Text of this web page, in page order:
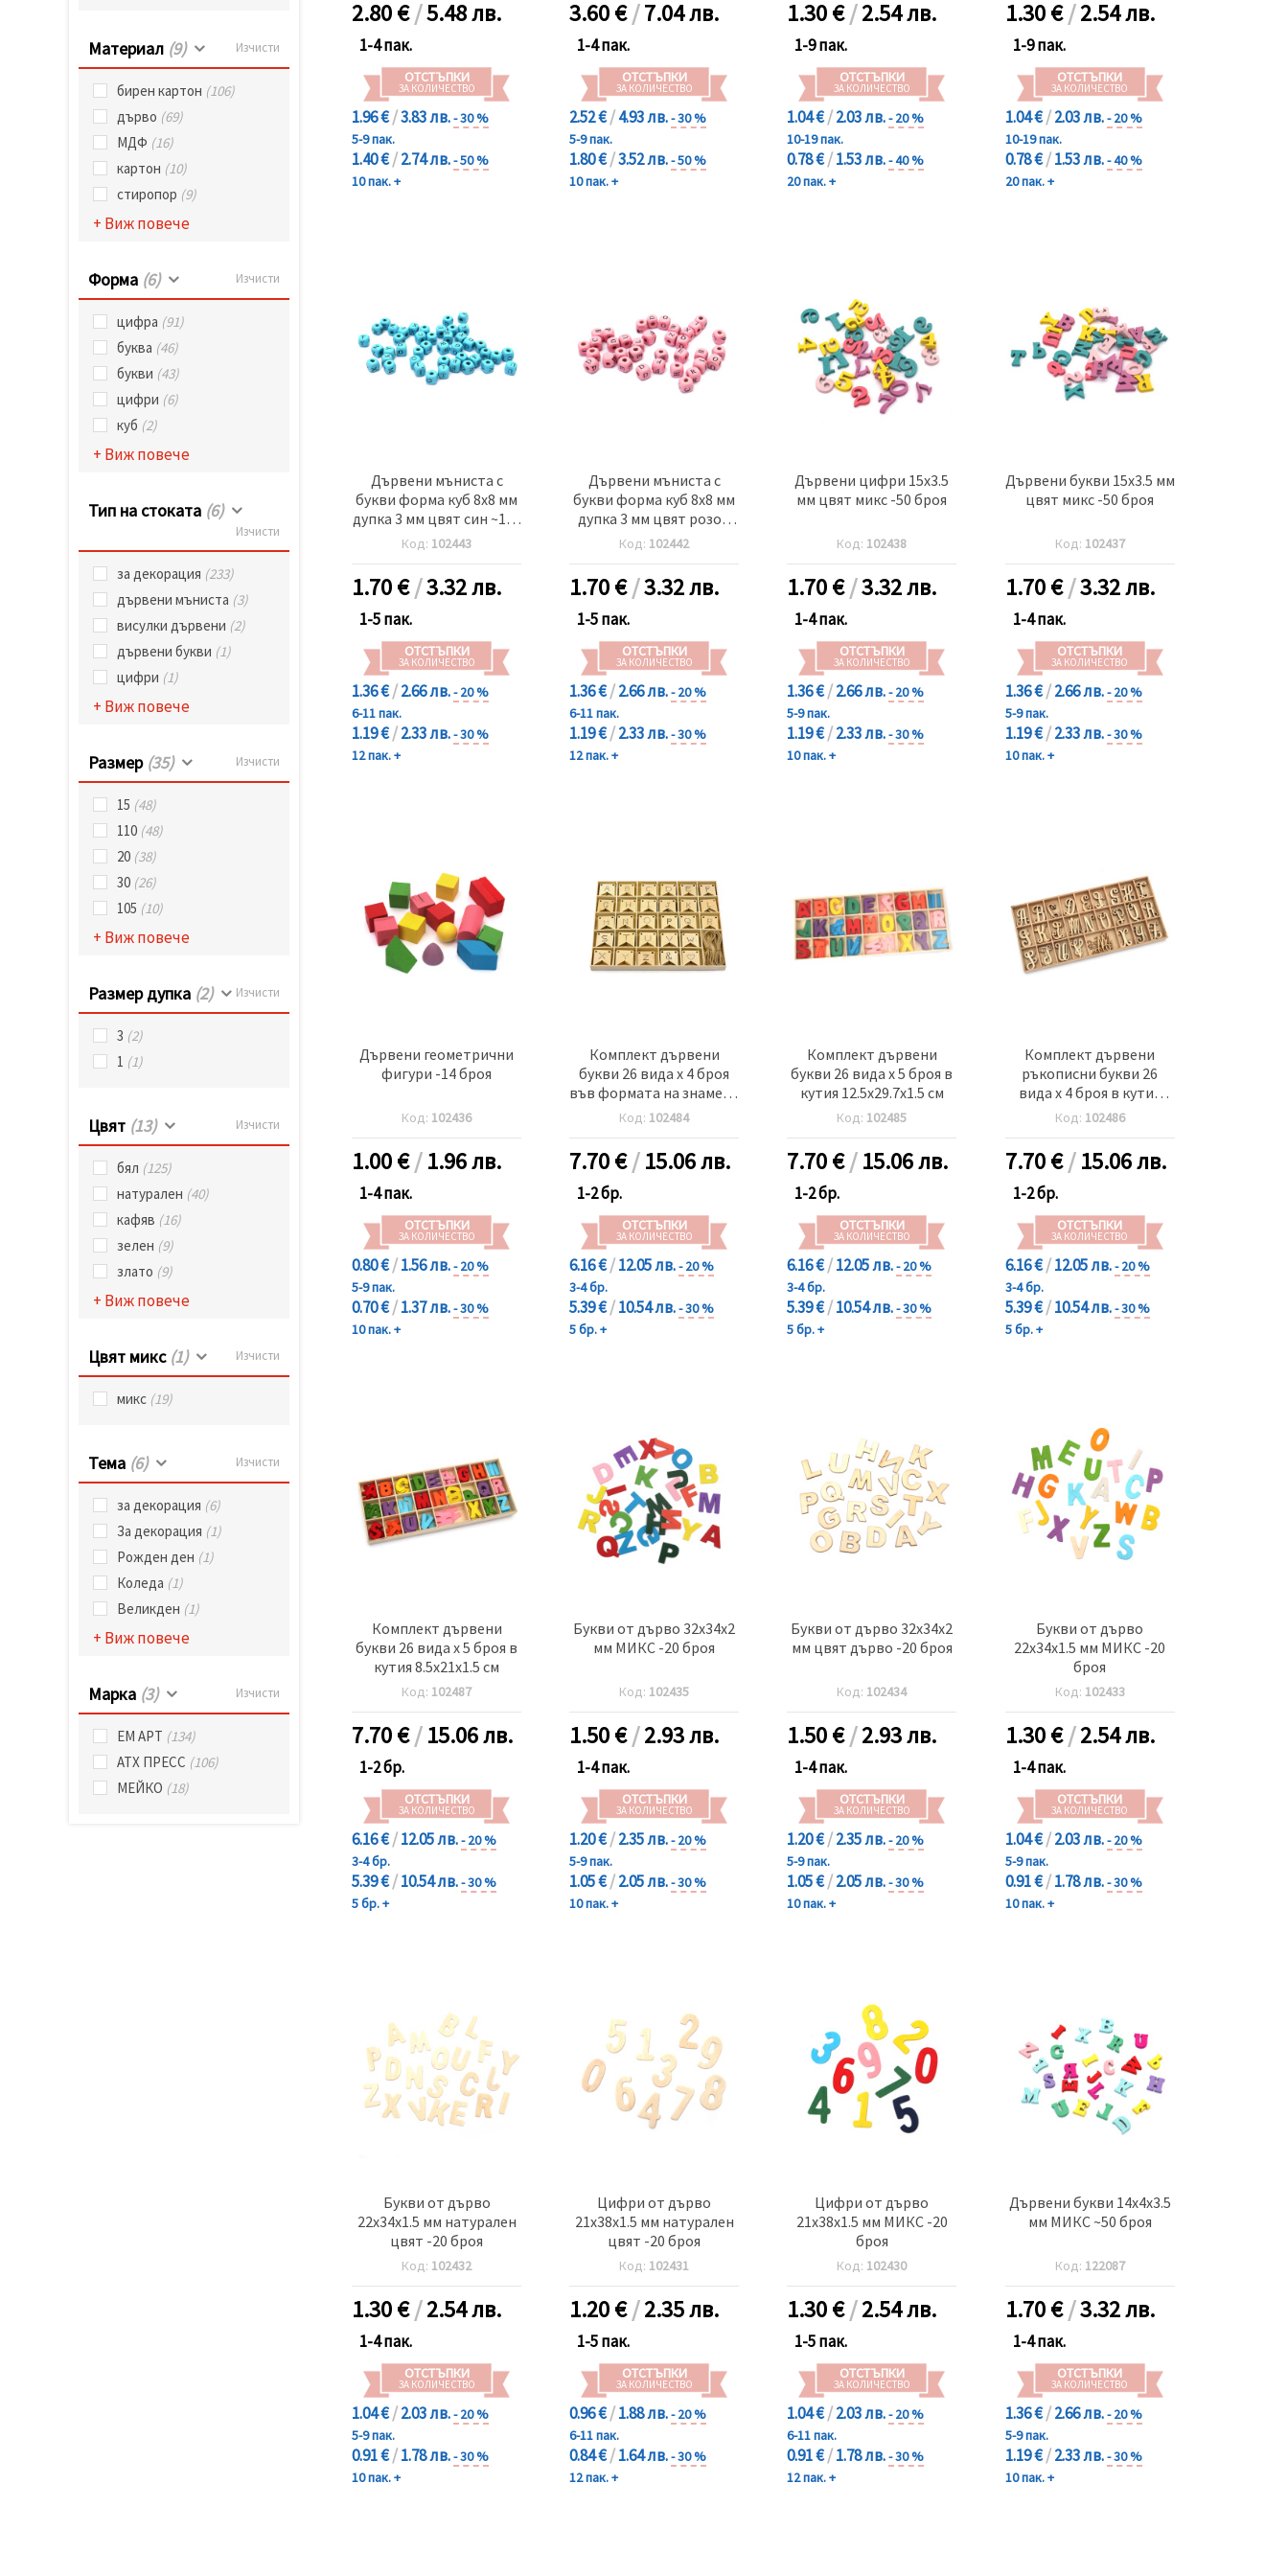
Материал (9) Изчисти
бирен картон (106)
дърво (69)
МДФ (16)
картон (10)
стиропор (9)
+ Виж повече
Форма (6) Изчисти
цифра (91)
буква (46)
букви (43)
цифри (6)
куб (2)
+ Виж повече
Тип на стоката (6)
Изчисти
за декорация (233)
дървени мъниста (3)
висулки дървени (2)
дървени букви (1)
цифри (1)
+ Виж повече
Размер (35) Изчисти
15 (48)
110 (48)
20 (38)
30 (26)
105 (10)
+ Виж повече
Размер дупка (2) Изчисти
3 (2)
1 (1)
Цвят (13) Изчисти
бял (125)
натурален (40)
кафяв (16)
зелен (9)
злато (9)
+ Виж повече
Цвят микс (1) Изчисти
микс (19)
Тема (6) Изчисти
за декорация (6)
За декорация (1)
Рожден ден (1)
Коледа (1)
Великден (1)
+ Виж повече
Марка (3) Изчисти
ЕМ АРТ (134)
АТХ ПРЕСС (106)
МЕЙКО (18)
2.80€/5.48 лв.
1-4 пак.
ОТСТЪПКИ
ЗА КОЛИЧЕСТВО
1.96 €/3.83 лв.- 30 %
5-9 пак.
1.40 €/2.74 лв.- 50 %
10 пак. +
3.60€/7.04 лв.
1-4 пак.
ОТСТЪПКИ
ЗА КОЛИЧЕСТВО
2.52 €/4.93 лв.- 30 %
5-9 пак.
1.80 €/3.52 лв.- 50 %
10 пак. +
1.30€/2.54 лв.
1-9 пак.
ОТСТЪПКИ
ЗА КОЛИЧЕСТВО
1.04 €/2.03 лв.- 20 %
10-19 пак.
0.78 €/1.53 лв.- 40 %
20 пак. +
1.30€/2.54 лв.
1-9 пак.
ОТСТЪПКИ
ЗА КОЛИЧЕСТВО
1.04 €/2.03 лв.- 20 %
10-19 пак.
0.78 €/1.53 лв.- 40 %
20 пак. +
Дървени мъниста с
букви форма куб 8x8 мм
дупка 3 мм цвят син ~107
броя ~35 грама
Код: 102443
1.70€/3.32 лв.
1-5 пак.
ОТСТЪПКИ
ЗА КОЛИЧЕСТВО
1.36 €/2.66 лв.- 20 %
6-11 пак.
1.19 €/2.33 лв.- 30 %
12 пак. +
Дървени мъниста с
букви форма куб 8x8 мм
дупка 3 мм цвят розов
~107 броя ~35 грама
Код: 102442
1.70€/3.32 лв.
1-5 пак.
ОТСТЪПКИ
ЗА КОЛИЧЕСТВО
1.36 €/2.66 лв.- 20 %
6-11 пак.
1.19 €/2.33 лв.- 30 %
12 пак. +
Дървени цифри 15x3.5
мм цвят микс -50 броя
Код: 102438
1.70€/3.32 лв.
1-4 пак.
ОТСТЪПКИ
ЗА КОЛИЧЕСТВО
1.36 €/2.66 лв.- 20 %
5-9 пак.
1.19 €/2.33 лв.- 30 %
10 пак. +
Дървени букви 15x3.5 мм
цвят микс -50 броя
Код: 102437
1.70€/3.32 лв.
1-4 пак.
ОТСТЪПКИ
ЗА КОЛИЧЕСТВО
1.36 €/2.66 лв.- 20 %
5-9 пак.
1.19 €/2.33 лв.- 30 %
10 пак. +
Дървени геометрични
фигури -14 броя
Код: 102436
1.00€/1.96 лв.
1-4 пак.
ОТСТЪПКИ
ЗА КОЛИЧЕСТВО
0.80 €/1.56 лв.- 20 %
5-9 пак.
0.70 €/1.37 лв.- 30 %
10 пак. +
Комплект дървени
букви 26 вида x 4 броя
във формата на знамена
с шнур в кутия 23x19x1.5
Код: 102484
7.70€/15.06 лв.
1-2 бр.
ОТСТЪПКИ
ЗА КОЛИЧЕСТВО
6.16 €/12.05 лв.- 20 %
3-4 бр.
5.39 €/10.54 лв.- 30 %
5 бр. +
Комплект дървени
букви 26 вида x 5 броя в
кутия 12.5x29.7x1.5 см
Код: 102485
7.70€/15.06 лв.
1-2 бр.
ОТСТЪПКИ
ЗА КОЛИЧЕСТВО
6.16 €/12.05 лв.- 20 %
3-4 бр.
5.39 €/10.54 лв.- 30 %
5 бр. +
Комплект дървени
ръкописни букви 26
вида x 4 броя в кутия
12.5x26.5x1.5 см
Код: 102486
7.70€/15.06 лв.
1-2 бр.
ОТСТЪПКИ
ЗА КОЛИЧЕСТВО
6.16 €/12.05 лв.- 20 %
3-4 бр.
5.39 €/10.54 лв.- 30 %
5 бр. +
Комплект дървени
букви 26 вида x 5 броя в
кутия 8.5x21x1.5 см
Код: 102487
7.70€/15.06 лв.
1-2 бр.
ОТСТЪПКИ
ЗА КОЛИЧЕСТВО
6.16 €/12.05 лв.- 20 %
3-4 бр.
5.39 €/10.54 лв.- 30 %
5 бр. +
Букви от дърво 32x34x2
мм МИКС -20 броя
Код: 102435
1.50€/2.93 лв.
1-4 пак.
ОТСТЪПКИ
ЗА КОЛИЧЕСТВО
1.20 €/2.35 лв.- 20 %
5-9 пак.
1.05 €/2.05 лв.- 30 %
10 пак. +
Букви от дърво 32x34x2
мм цвят дърво -20 броя
Код: 102434
1.50€/2.93 лв.
1-4 пак.
ОТСТЪПКИ
ЗА КОЛИЧЕСТВО
1.20 €/2.35 лв.- 20 %
5-9 пак.
1.05 €/2.05 лв.- 30 %
10 пак. +
Букви от дърво
22x34x1.5 мм МИКС -20
броя
Код: 102433
1.30€/2.54 лв.
1-4 пак.
ОТСТЪПКИ
ЗА КОЛИЧЕСТВО
1.04 €/2.03 лв.- 20 %
5-9 пак.
0.91 €/1.78 лв.- 30 %
10 пак. +
Букви от дърво
22x34x1.5 мм натурален
цвят -20 броя
Код: 102432
1.30€/2.54 лв.
1-4 пак.
ОТСТЪПКИ
ЗА КОЛИЧЕСТВО
1.04 €/2.03 лв.- 20 %
5-9 пак.
0.91 €/1.78 лв.- 30 %
10 пак. +
Цифри от дърво
21x38x1.5 мм натурален
цвят -20 броя
Код: 102431
1.20€/2.35 лв.
1-5 пак.
ОТСТЪПКИ
ЗА КОЛИЧЕСТВО
0.96 €/1.88 лв.- 20 %
6-11 пак.
0.84 €/1.64 лв.- 30 %
12 пак. +
Цифри от дърво
21x38x1.5 мм МИКС -20
броя
Код: 102430
1.30€/2.54 лв.
1-5 пак.
ОТСТЪПКИ
ЗА КОЛИЧЕСТВО
1.04 €/2.03 лв.- 20 %
6-11 пак.
0.91 €/1.78 лв.- 30 %
12 пак. +
Дървени букви 14x4x3.5
мм МИКС ~50 броя
Код: 122087
1.70€/3.32 лв.
1-4 пак.
ОТСТЪПКИ
ЗА КОЛИЧЕСТВО
1.36 €/2.66 лв.- 20 %
5-9 пак.
1.19 €/2.33 лв.- 30 %
10 пак. +